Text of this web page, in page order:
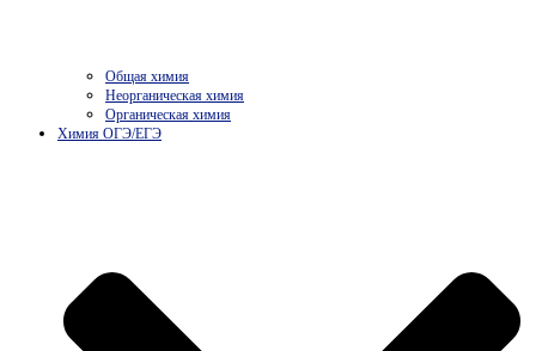
Общая химия
Неорганическая химия
Органическая химия
Химия ОГЭ/ЕГЭ